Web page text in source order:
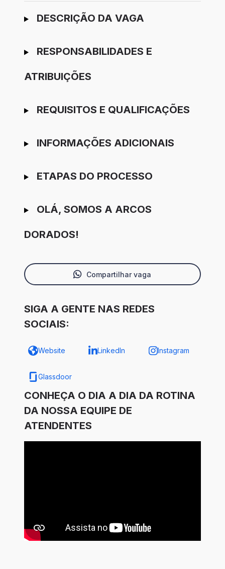
Ir para candidatura
DESCRIÇÃO DA VAGA
RESPONSABILIDADES E
ATRIBUIÇÕES
REQUISITOS E QUALIFICAÇÕES
INFORMAÇÕES ADICIONAIS
ETAPAS DO PROCESSO
OLÁ, SOMOS A ARCOS
DORADOS!
Compartilhar vaga
SIGA A GENTE NAS REDES
SOCIAIS:
Website LinkedIn Instagram
Glassdoor
CONHEÇA O DIA A DIA DA ROTINA
DA NOSSA EQUIPE DE
ATENDENTES